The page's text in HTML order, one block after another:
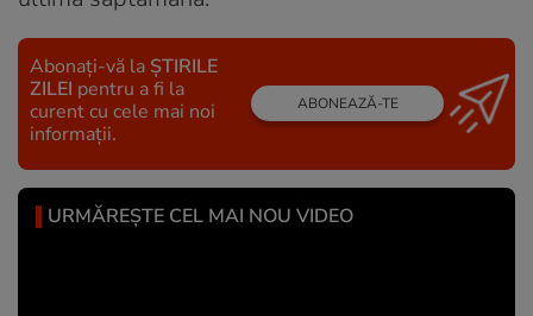
Abonați-vă la ȘTIRILE
ZILEI pentru a fi la
curent cu cele mai noi
informații.
ABONEAZĂ-TE
URMĂREȘTE CEL MAI NOU VIDEO